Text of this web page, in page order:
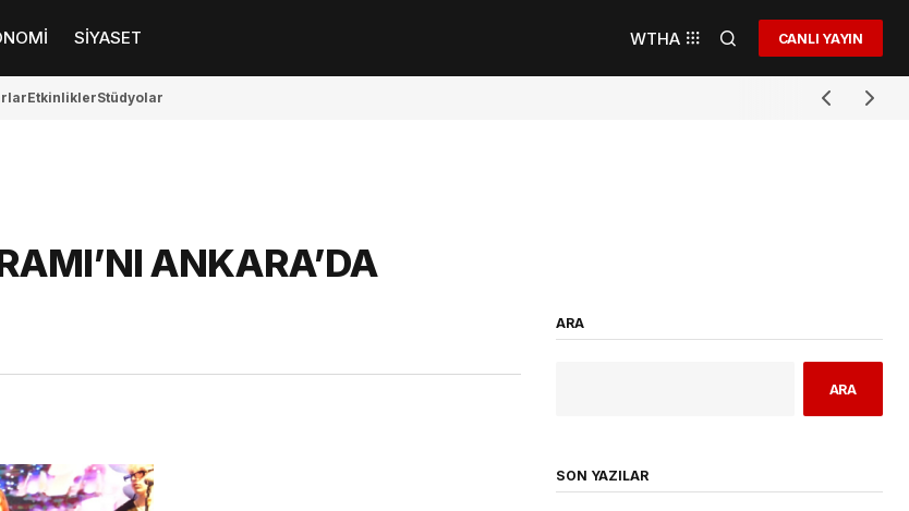
SİYASET WTHA CANLI YAYIN
EtkinliklerStüdyolar
ANKARA’DA
ARA
ARA
SON YAZILAR